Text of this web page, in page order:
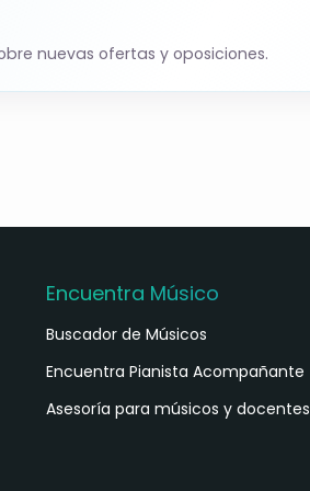
nuevas ofertas y oposiciones.
Encuentra Músico
Buscador de Músicos
Encuentra Pianista Acompañante
Asesoría para músicos y docentes